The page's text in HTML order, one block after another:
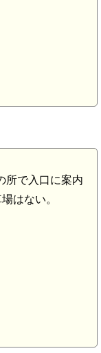
所で入口に案内
はない。